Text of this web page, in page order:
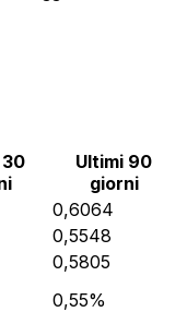
30
Ultimi 90
giorni
0,6064
0,5548
0,5805
0,55%